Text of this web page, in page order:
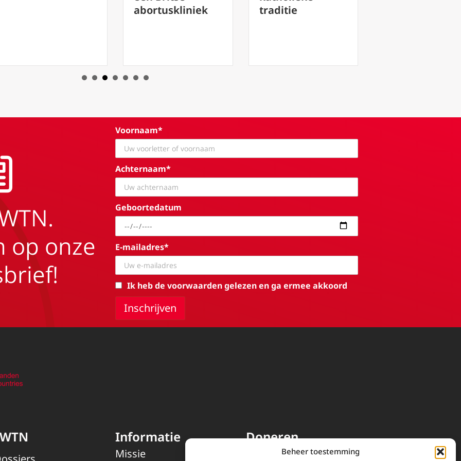
Beheer toestemming
traditie
op onze
Voornaam*
Achternaam*
Geboortedatum
E-mailadres*
Ik heb de voorwaarden gelezen en ga ermee akkoord
Informatie
Missie
Doneren
EWTN wordt uitsluitend